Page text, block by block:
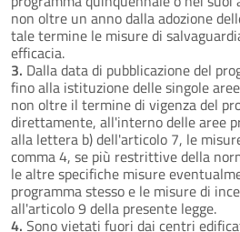
non oltre un anno dalla adozione
tale termine le misure di
efficacia.
3. Dalla data di pubblicazione del
fino alla istituzione delle singole
non oltre il termine di vigenza del
direttamente, all'interno delle aree
alla lettera b) dell'articolo 7, le
comma 4, se più restrittive della
le altre specifiche misure
programma stesso e le misure di
all'articolo 9 della presente legge.
4. Sono vietati fuori dai centri